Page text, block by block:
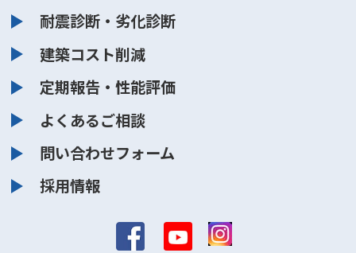
耐震診断・劣化診断
建築コスト削減
定期報告・性能評価
よくあるご相談
問い合わせフォーム
採用情報